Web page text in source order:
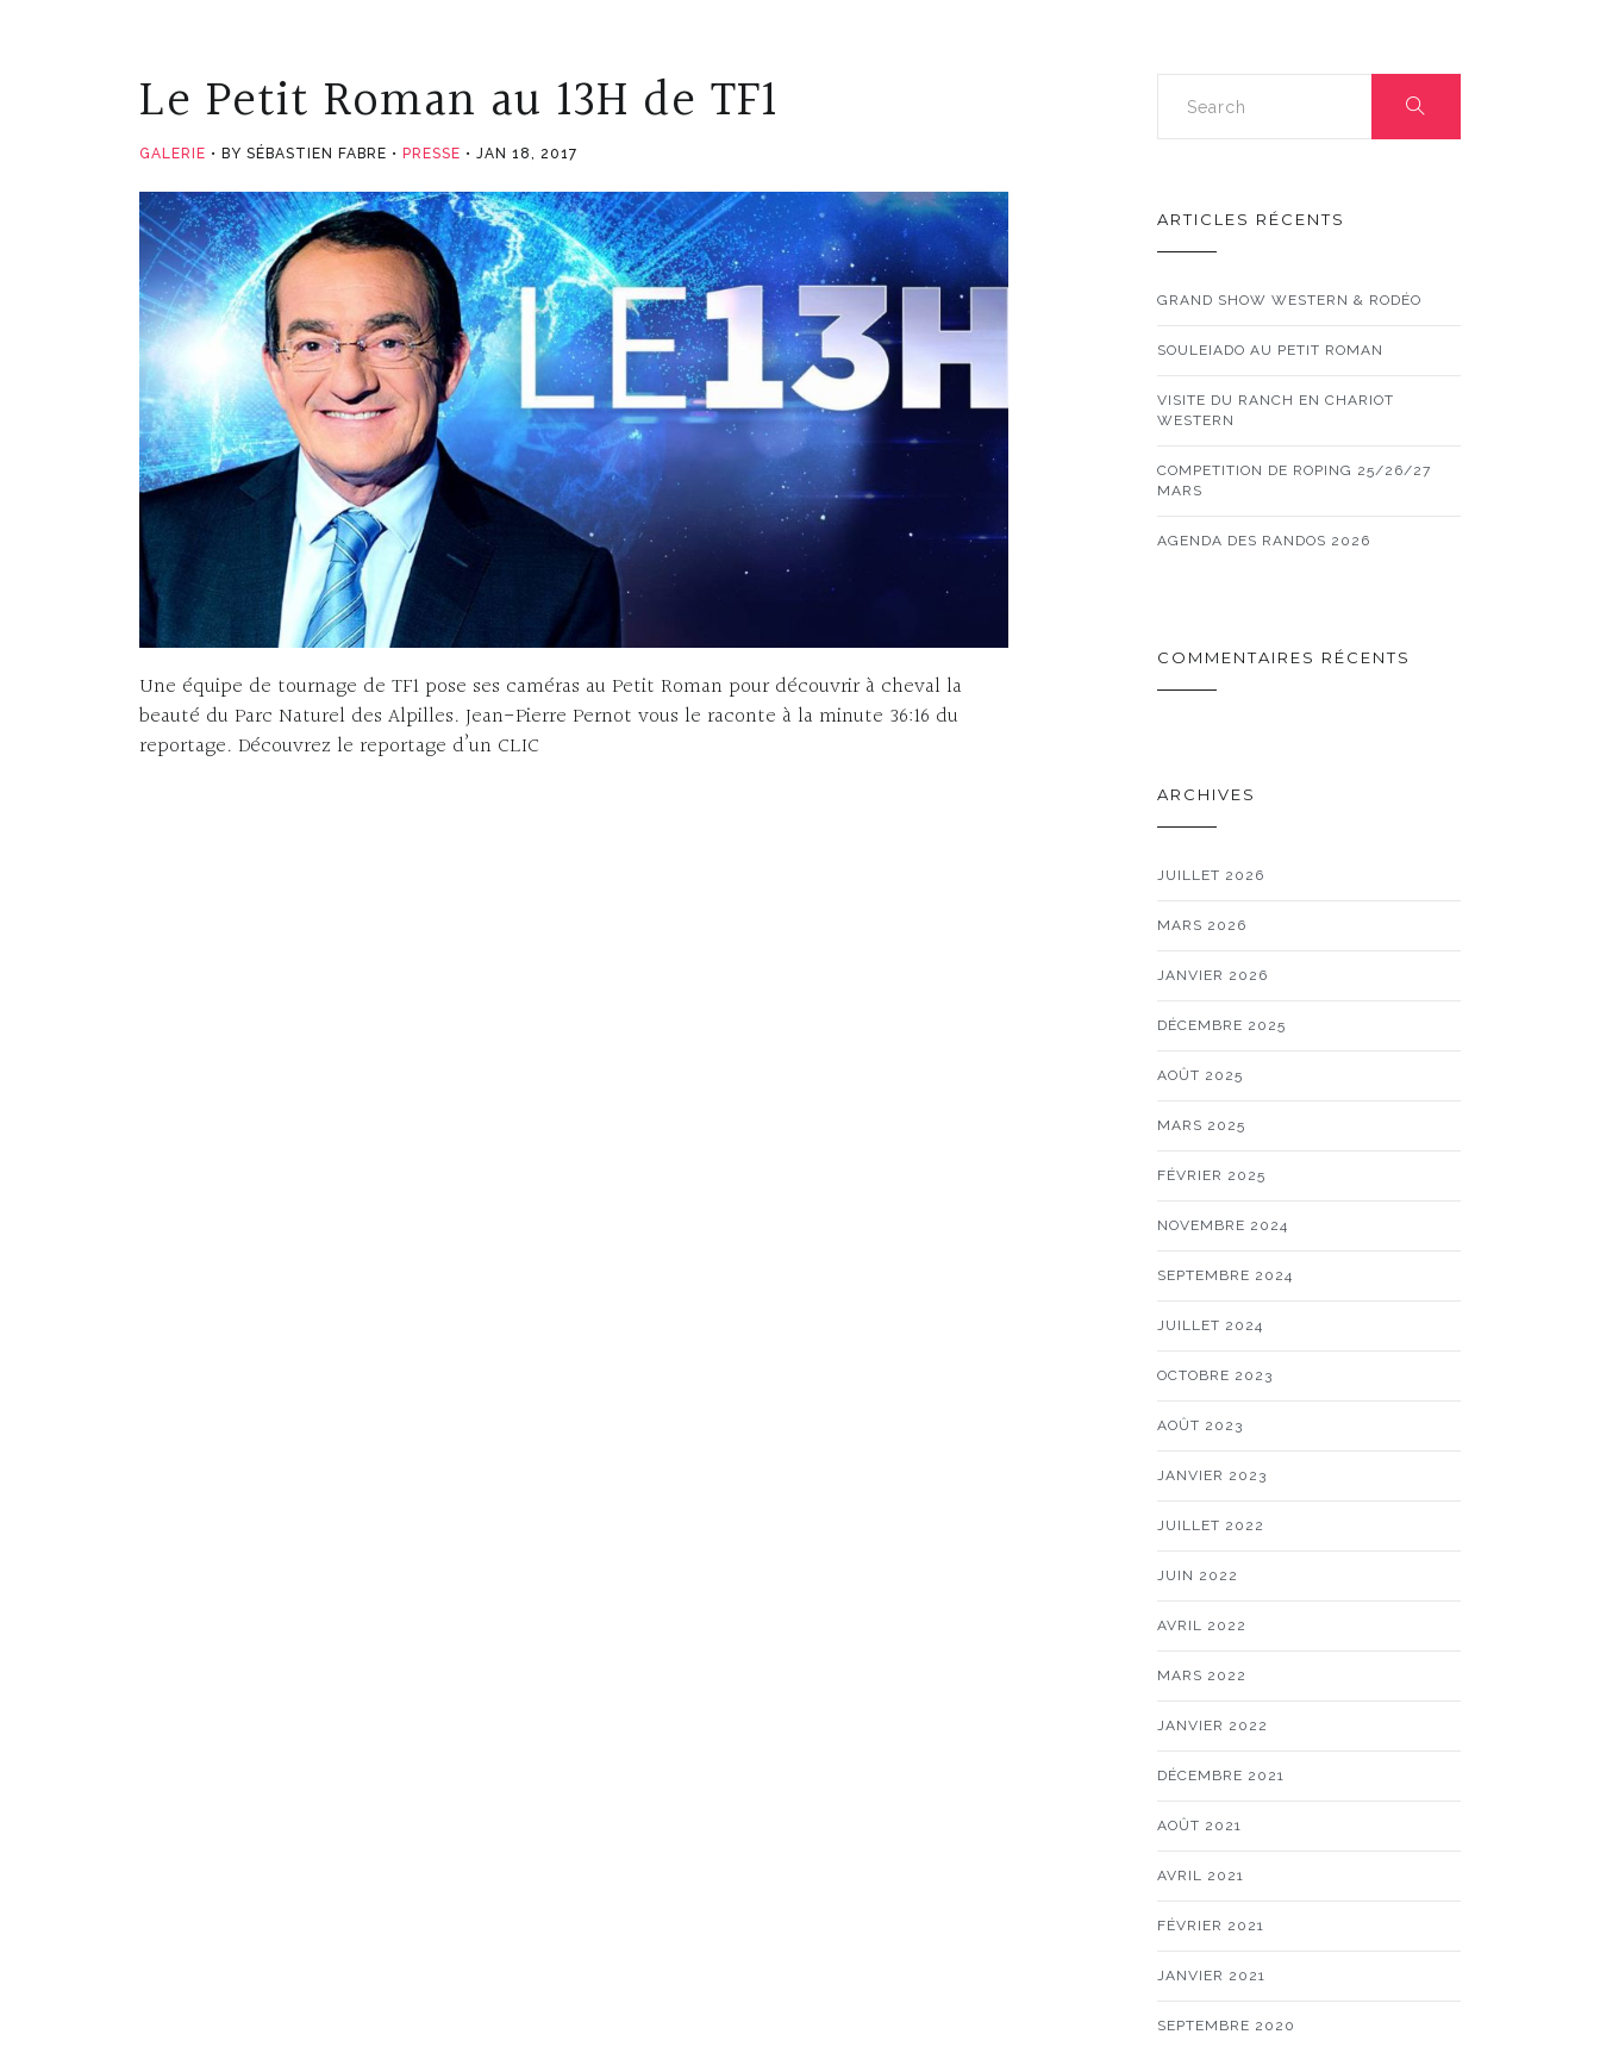
Le Petit Roman au 13H de TF1
GALERIE BY SÉBASTIEN FABRE PRESSE JAN 18, 2017
Une équipe de tournage de TF1 pose ses caméras au Petit Roman pour découvrir à cheval la
beauté du Parc Naturel des Alpilles. Jean-Pierre Pernot vous le raconte à la minute 36:16 du
reportage. Découvrez le reportage d’un CLIC
ARTICLES RÉCENTS
GRAND SHOW WESTERN & RODÉO
SOULEIADO AU PETIT ROMAN
VISITE DU RANCH EN CHARIOT
WESTERN
COMPETITION DE ROPING 25/26/27
MARS
AGENDA DES RANDOS 2026
COMMENTAIRES RÉCENTS
ARCHIVES
JUILLET 2026
MARS 2026
JANVIER 2026
DÉCEMBRE 2025
AOÛT 2025
MARS 2025
FÉVRIER 2025
NOVEMBRE 2024
SEPTEMBRE 2024
JUILLET 2024
OCTOBRE 2023
AOÛT 2023
JANVIER 2023
JUILLET 2022
JUIN 2022
AVRIL 2022
MARS 2022
JANVIER 2022
DÉCEMBRE 2021
AOÛT 2021
AVRIL 2021
FÉVRIER 2021
JANVIER 2021
SEPTEMBRE 2020